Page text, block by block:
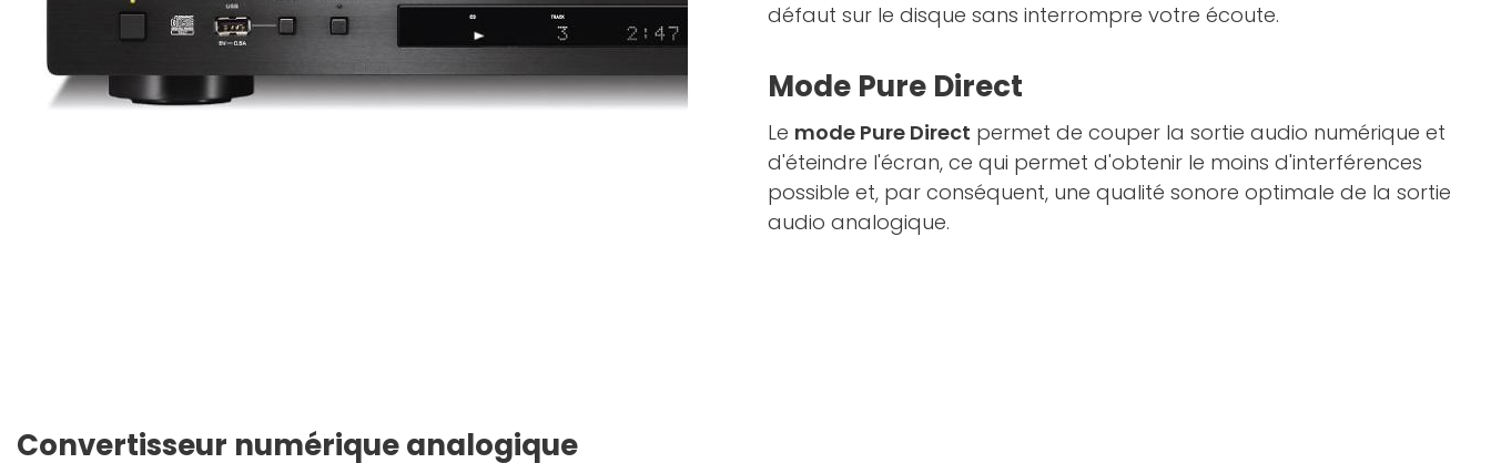
défaut sur le disque sans interrompre votre écoute.
Mode Pure Direct
Le mode Pure Direct permet de couper la sortie audio numérique et
d'éteindre l'écran, ce qui permet d'obtenir le moins d'interférences
possible et, par conséquent, une qualité sonore optimale de la sortie
audio analogique.
Convertisseur numérique analogique